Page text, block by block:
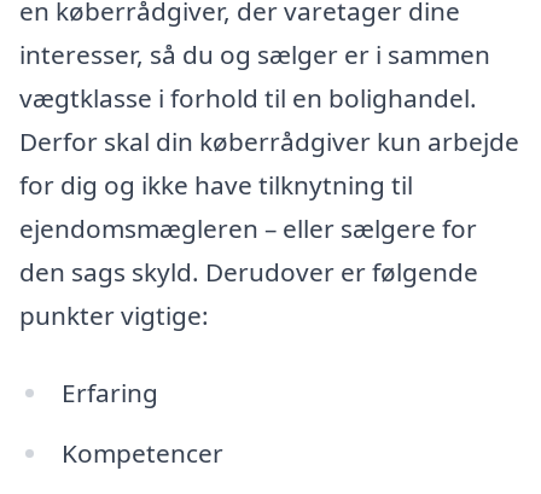
en køberrådgiver, der varetager dine
interesser, så du og sælger er i sammen
vægtklasse i forhold til en bolighandel.
Derfor skal din køberrådgiver kun arbejde
for dig og ikke have tilknytning til
ejendomsmægleren – eller sælgere for
den sags skyld. Derudover er følgende
punkter vigtige:
Erfaring
Kompetencer